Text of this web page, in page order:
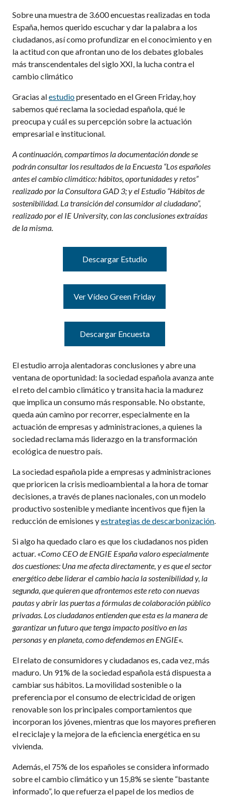
Sobre una muestra de 3.600 encuestas realizadas en toda
España, hemos querido escuchar y dar la palabra a los
ciudadanos, así como profundizar en el conocimiento y en
la actitud con que afrontan uno de los debates globales
más transcendentales del siglo XXI, la lucha contra el
cambio climático
Gracias alestudiopresentado en el Green Friday, hoy
sabemos qué reclama la sociedad española, qué le
preocupa y cuál es su percepción sobre la actuación
empresarial e institucional.
A continuación, compartimos la documentación donde se
podrán consultar los resultados de la Encuesta “Los españoles
antes el cambio climático: hábitos, oportunidades y retos”
realizado por la Consultora GAD 3; y el Estudio “Hábitos de
sostenibilidad. La transición del consumidor al ciudadano”,
realizado por el IE University, con las conclusiones extraídas
de la misma.
Descargar Estudio
Ver Vídeo Green Friday
Descargar Encuesta
El estudio arroja alentadoras conclusiones y abre una
ventana de oportunidad: la sociedad española avanza ante
el reto del cambio climático y transita hacia la madurez
que implica un consumo más responsable. No obstante,
queda aún camino por recorrer, especialmente en la
actuación de empresas y administraciones, a quienes la
sociedad reclama más liderazgo en la transformación
ecológica de nuestro país.
La sociedad española pide a empresas y administraciones
que prioricen la crisis medioambiental a la hora de tomar
decisiones, a través de planes nacionales, con un modelo
productivo sostenible y mediante incentivos que fijen la
reducción de emisiones yestrategias de descarbonización.
Si algo ha quedado claro es que los ciudadanos nos piden
actuar. «Como CEO de ENGIE España valoro especialmente
dos cuestiones: Una me afecta directamente, y es que el sector
energético debe liderar el cambio hacia la sostenibilidad y, la
segunda, que quieren que afrontemos este reto con nuevas
pautas y abrir las puertas a fórmulas de colaboración público
privadas. Los ciudadanos entienden que esta es la manera de
garantizar un futuro que tenga impacto positivo en las
personas y en planeta, como defendemos en ENGIE«.
El relato de consumidores y ciudadanos es, cada vez, más
maduro. Un 91% de la sociedad española está dispuesta a
cambiar sus hábitos. La movilidad sostenible o la
preferencia por el consumo de electricidad de origen
renovable son los principales comportamientos que
incorporan los jóvenes, mientras que los mayores prefieren
el reciclaje y la mejora de la eficiencia energética en su
vivienda.
Además, el 75% de los españoles se considera informado
sobre el cambio climático y un 15,8% se siente “bastante
informado”, lo que refuerza el papel de los medios de